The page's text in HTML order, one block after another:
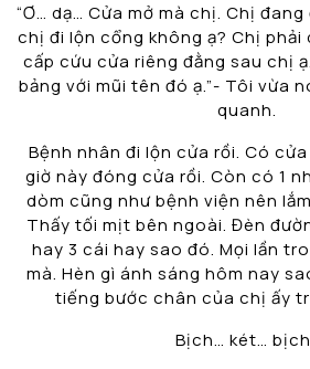
“Ơ… dạ… Cửa mở mà chị. Chị
chị đi lộn cổng không ạ? Chị
cấp cứu cửa riêng đằng sau chị
bảng với mũi tên đó ạ.”- Tôi vừa
quanh.
Bệnh nhân đi lộn cửa rồi. Có
giờ này đóng cửa rồi. Còn có 1
dòm cũng như bệnh viện nên
Thấy tối mịt bên ngoài. Đèn
hay 3 cái hay sao đó. Mọi lần
mà. Hèn gì ánh sáng hôm nay
tiếng bước chân của chị ấy
Bịch… két…